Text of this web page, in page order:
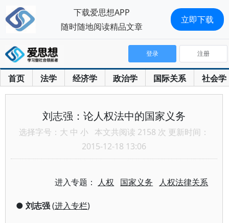
首页 法学 经济学 政治学 国际关系 社会学
登录 注册
刘志强：论人权法中的国家义务
选择字号： 大 中 小 本文共阅读 2158 次 更新时间：
2015-12-18 13:06
进入专题： 人权 国家义务 人权法律关系
● 刘志强(进入专栏)
下载爱思想APP
随时随地阅读精品文章
立即下载